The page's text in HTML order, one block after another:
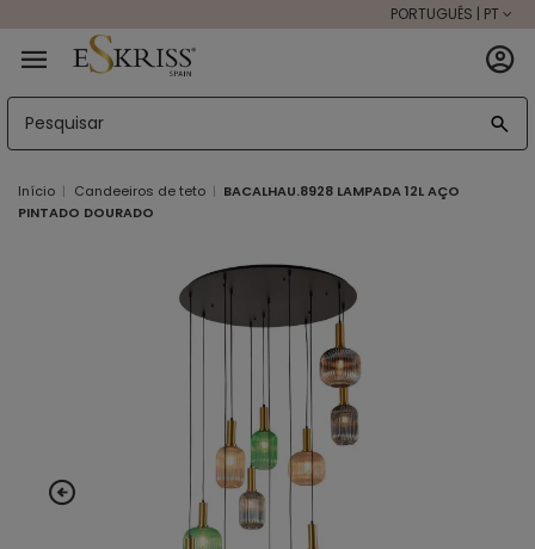
PORTUGUÊS | PT
Início Candeeiros de teto
BACALHAU.8928 LAMPADA 12L AÇO
PINTADO DOURADO